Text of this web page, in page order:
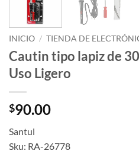
INICIO / TIENDA DE
Cautin tipo lapiz de
Uso Ligero
$90.00
Santul
Sku: RA-26778